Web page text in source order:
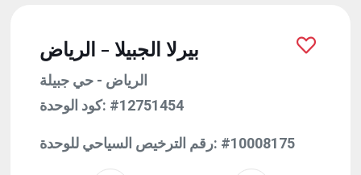
بيرلا الجبيلا - الرياض
الرياض - حي جبيلة
كود الوحدة: #12751454
رقم الترخيص السياحي للوحدة: #10008175